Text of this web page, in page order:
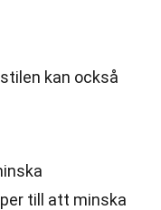
kan också
till att minska